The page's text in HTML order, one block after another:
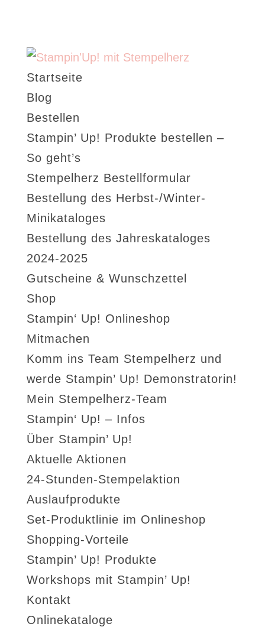
Startseite
Blog
Bestellen
Stampin’ Up! Produkte bestellen –
So geht’s
Stempelherz Bestellformular
Bestellung des Herbst-/Winter-
Minikataloges
Bestellung des Jahreskataloges
2024-2025
Gutscheine & Wunschzettel
Shop
Stampin‘ Up! Onlineshop
Mitmachen
Komm ins Team Stempelherz und
werde Stampin’ Up! Demonstratorin!
Mein Stempelherz-Team
Stampin‘ Up! – Infos
Über Stampin’ Up!
Aktuelle Aktionen
24-Stunden-Stempelaktion
Auslaufprodukte
Set-Produktlinie im Onlineshop
Shopping-Vorteile
Stampin’ Up! Produkte
Workshops mit Stampin’ Up!
Kontakt
Onlinekataloge